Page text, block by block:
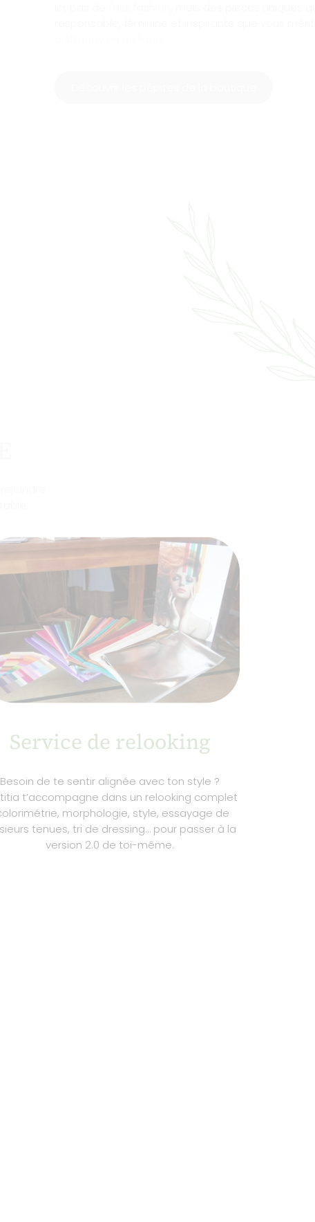
Service de relooking
Besoin de te sentir alignée avec ton style ?
t’accompagne dans un relooking complet
morphologie, style, essayage de
tenues, tri de dressing… pour passer à la
version 2.0 de toi-même.